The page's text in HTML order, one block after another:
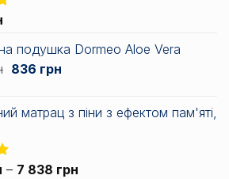
подушка Dormeo Aloe Vera
Оригінальна
672 грн.
836 грнПоточна
матрац з піни з ефектом пам'яті,
– 7 838 грн